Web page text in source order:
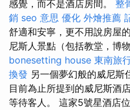
感覺，而不是酒店房間。 整
銷 seo 意思 優化 外燴推薦
舒適和安寧，更不用說房屋
尼斯人景點（包括教堂，博
bonesetting house 東南旅
換發 另一個夢幻般的威尼
目前為止所提到的威尼斯酒
等待客人。 這家5號星酒店